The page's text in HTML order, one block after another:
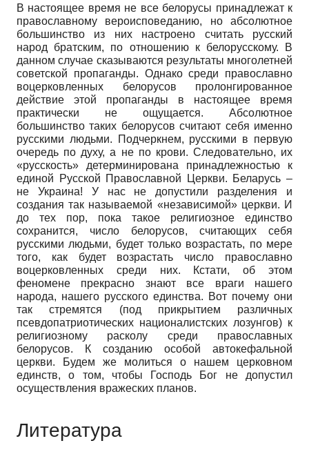
В настоящее время не все белорусы принадлежат к
православному вероисповеданию, но абсолютное
большинство из них настроено считать русский
народ братским, по отношению к белорусскому. В
данном случае сказываются результаты многолетней
советской пропаганды. Однако среди православно
воцерковленных белорусов пролонгированное
действие этой пропаганды в настоящее время
практически не ощущается. Абсолютное
большинство таких белорусов считают себя именно
русскими людьми. Подчеркнем, русскими в первую
очередь по духу, а не по крови. Следовательно, их
«русскость» детерминирована принадлежностью к
единой Русской Православной Церкви. Беларусь –
не Украина! У нас не допустили разделения и
создания так называемой «независимой» церкви. И
до тех пор, пока такое религиозное единство
сохранится, число белорусов, считающих себя
русскими людьми, будет только возрастать, по мере
того, как будет возрастать число православно
воцерковленных среди них. Кстати, об этом
феномене прекрасно знают все враги нашего
народа, нашего русского единства. Вот почему они
так стремятся (под прикрытием различных
псевдопатриотических националистских лозунгов) к
религиозному расколу среди православных
белорусов. К созданию особой автокефальной
церкви. Будем же молиться о нашем церковном
единств, о том, чтобы Господь Бог не допустил
осуществления вражеских планов.
Литература